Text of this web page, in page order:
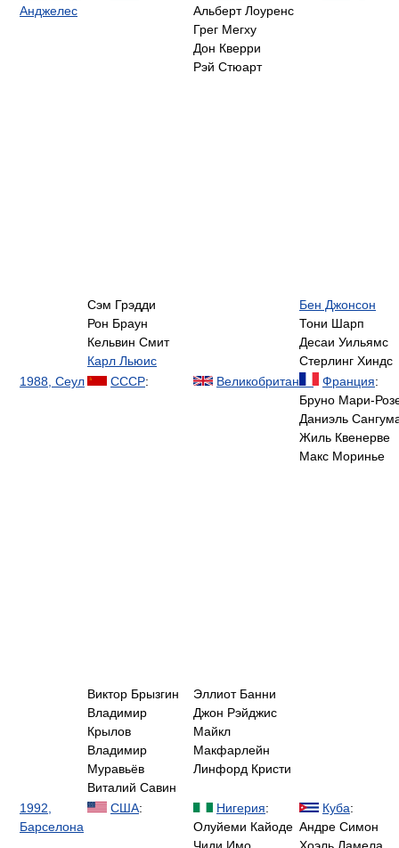
Анджелес
Сэм Грэдди
Рон Браун
Кельвин Смит
Карл Льюис
Альберт Лоуренс
Грег Мегху
Дон Кверри
Рэй Стюарт
Бен Джонсон
Тони Шарп
Десаи Уильямс
Стерлинг Хиндс
1988, Сеул
СССР:
Виктор Брызгин
Владимир
Крылов
Владимир
Муравьёв
Виталий Савин
Великобритания
Эллиот Банни
Джон Рэйджис
Майкл
Макфарлейн
Линфорд Кристи
Франция:
Бруно Мари-
Даниэль
Жиль Квенерве
Макс Моринье
1992,
Барселона
США: Нигерия:
Олуйеми Кайоде
Куба:
Андре Симон